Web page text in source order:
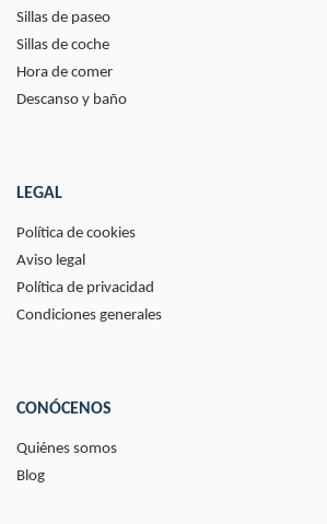
Sillas de paseo
Sillas de coche
Hora de comer
Descanso y baño
LEGAL
Política de cookies
Aviso legal
Política de privacidad
Condiciones generales
CONÓCENOS
Quiénes somos
Blog